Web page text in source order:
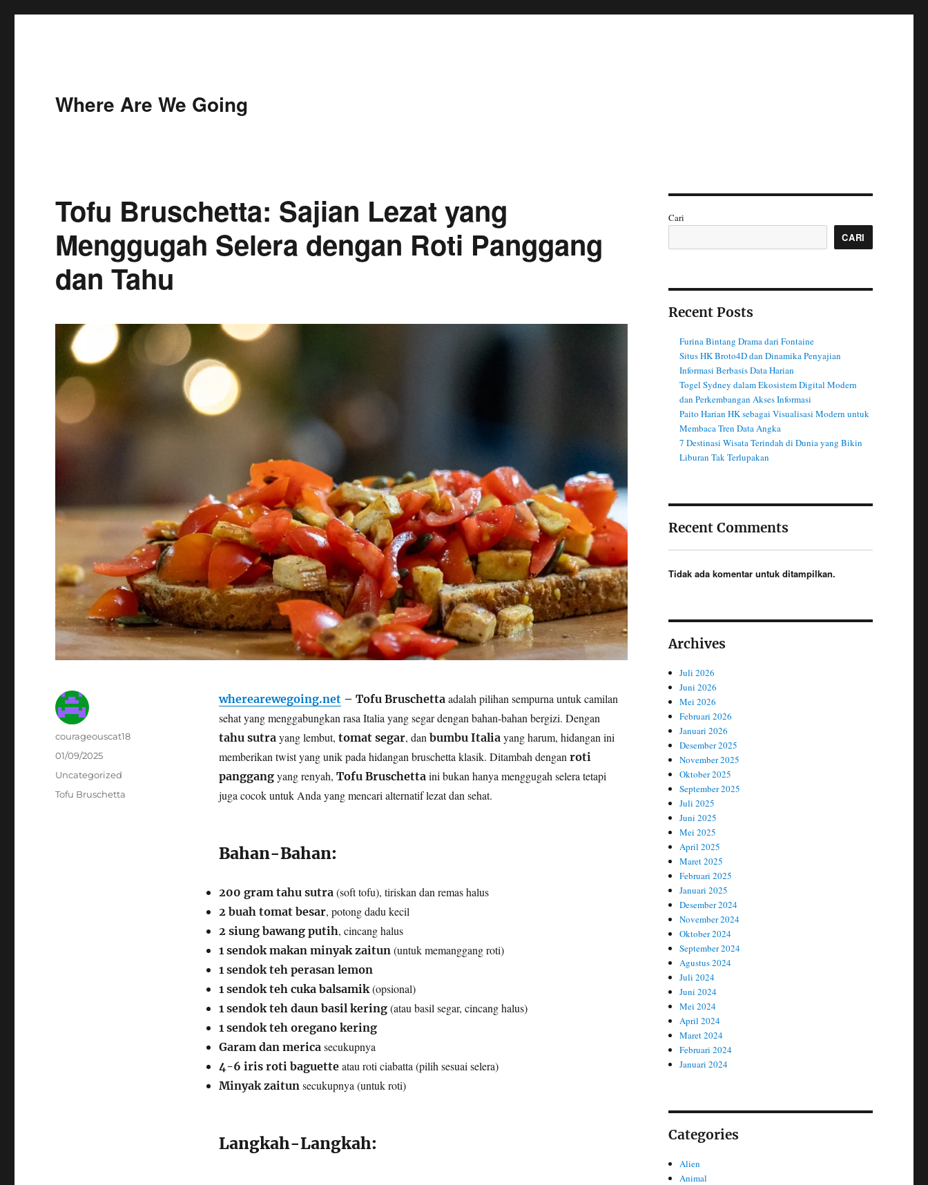
Where Are We Going
Tofu Bruschetta: Sajian Lezat yang
Menggugah Selera dengan Roti Panggang
dan Tahu
wherearewegoing.net– Tofu Bruschetta adalah pilihan sempurna untuk camilan
sehat yang menggabungkan rasa Italia yang segar dengan bahan-bahan bergizi. Dengan
tahu sutra yang lembut, tomat segar, dan bumbu Italia yang harum, hidangan ini
memberikan twist yang unik pada hidangan bruschetta klasik. Ditambah dengan roti
panggangyang renyah, Tofu Bruschetta ini bukan hanya menggugah selera tetapi
juga cocok untuk Anda yang mencari alternatif lezat dan sehat.
Bahan-Bahan:
200 gram tahu sutra (soft tofu), tiriskan dan remas halus
2 buah tomat besar, potong dadu kecil
2 siung bawang putih, cincang halus
1 sendok makan minyak zaitun (untuk memanggang roti)
1 sendok teh perasan lemon
1 sendok teh cuka balsamik(opsional)
1 sendok teh daun basil kering(atau basil segar, cincang halus)
1 sendok teh oregano kering
Garam dan merica secukupnya
4-6 iris roti baguetteatau roti ciabatta (pilih sesuai selera)
Minyak zaitun secukupnya (untuk roti)
Langkah-Langkah:
Author
courageouscat18
Posted
01/09/2025
Categories
Uncategorized
Tags
Tofu Bruschetta
Cari
CARI
Recent Posts
Furina Bintang Drama dari Fontaine
Situs HK Broto4D dan Dinamika Penyajian
Informasi Berbasis Data Harian
Togel Sydney dalam Ekosistem Digital Modern
dan Perkembangan Akses Informasi
Paito Harian HK sebagai Visualisasi Modern untuk
Membaca Tren Data Angka
7 Destinasi Wisata Terindah di Dunia yang Bikin
Liburan Tak Terlupakan
Recent Comments
Tidak ada komentar untuk ditampilkan.
Archives
Juli 2026
Juni 2026
Mei 2026
Februari 2026
Januari 2026
Desember 2025
November 2025
Oktober 2025
September 2025
Juli 2025
Juni 2025
Mei 2025
April 2025
Maret 2025
Februari 2025
Januari 2025
Desember 2024
November 2024
Oktober 2024
September 2024
Agustus 2024
Juli 2024
Juni 2024
Mei 2024
April 2024
Maret 2024
Februari 2024
Januari 2024
Categories
Alien
Animal